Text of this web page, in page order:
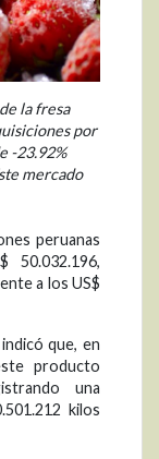
la fresa
por
-23.92%
mercado
peruanas
50.032.196,
a los US$
que, en
producto
una
kilos